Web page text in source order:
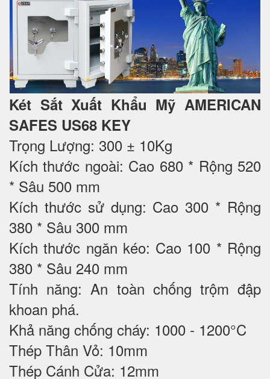
Két Sắt Xuất Khẩu Mỹ AMERICAN
SAFES US68 KEY
Trọng Lượng: 300 ± 10Kg
Kích thước ngoài: Cao 680 * Rộng 520
* Sâu 500 mm
Kích thước sử dụng: Cao 300 * Rộng
380 * Sâu 300 mm
Kích thước ngăn kéo: Cao 100 * Rộng
380 * Sâu 240 mm
Tính năng: An toàn chống trộm đập
khoan phá.
Khả năng chống cháy: 1000 - 1200°C
Thép Thân Vỏ: 10mm
Thép Cánh Cửa: 12mm